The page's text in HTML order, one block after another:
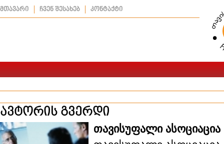
მთავარი ჩვენ შესახებ კონტაქტი
ავტორის გვერდი
თავისუფალი ასოციაცია